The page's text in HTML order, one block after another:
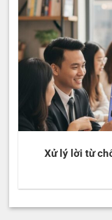
Xử lý lời từ